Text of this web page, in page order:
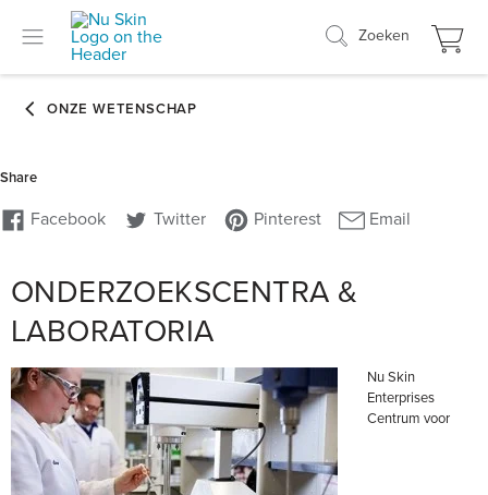
Zoeken
ONDERZOEKSCENTRA &
LABORATORIA
Nu Skin
Enterprises
Centrum voor